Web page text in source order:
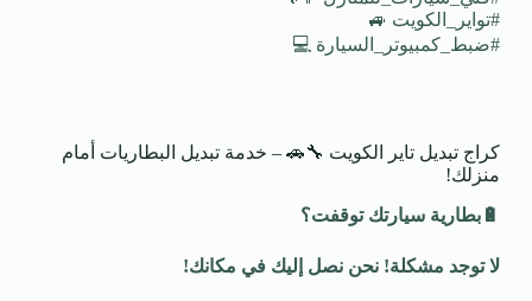
#تواير_الكويت 🚙
#ضبط_كمبيوتر_السيارة 💻
كراج تبديل تاير الكويت 🔧🚗 – خدمة تبديل البطاريات أمام
منزلك!
🔋 بطارية سيارتك توقفت؟
لا توجد مشكلة! نحن نصل إليك في مكانك!